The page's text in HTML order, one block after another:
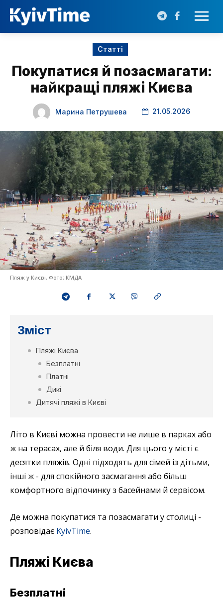
Статті
Покупатися й позасмагати:
найкращі пляжі Києва
Марина Петрушева 21.05.2026
Пляж у Києві. Фото: КМДА
Зміст
Пляжі Києва
Безплатні
Платні
Дикі
Дитячі пляжі в Києві
Літо в Києві можна провести не лише в парках або
ж на терасах, але й біля води. Для цього у місті є
десятки пляжів. Одні підходять для сімей із дітьми,
інші ж - для спокійного засмагання або більш
комфортного відпочинку з басейнами й сервісом.
Де можна покупатися та позасмагати у столиці -
розповідає KyivTime.
Пляжі Києва
Безплатні